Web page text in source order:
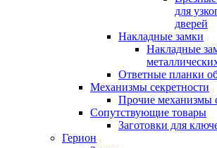
для
дверей
Накладные замки
Накладные
Ответные планки
Механизмы секретности
Прочие механизмы
Сопутствующие товары
Заготовки для
Герион